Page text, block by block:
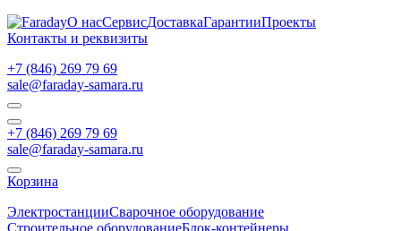
О насСервисДоставкаГарантииПроекты
Контакты и реквизиты
+7 (846) 269 79 69
sale@faraday-samara.ru
+7 (846) 269 79 69
sale@faraday-samara.ru
Корзина
ЭлектростанцииСварочное оборудование
Строительное оборудованиеБлок-контейнеры